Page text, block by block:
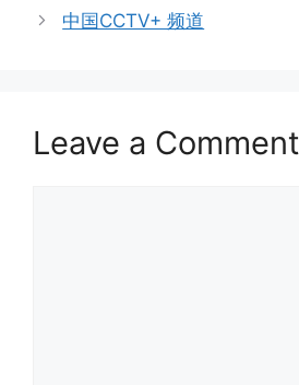
中国CCTV+ 频道
Leave a Comment